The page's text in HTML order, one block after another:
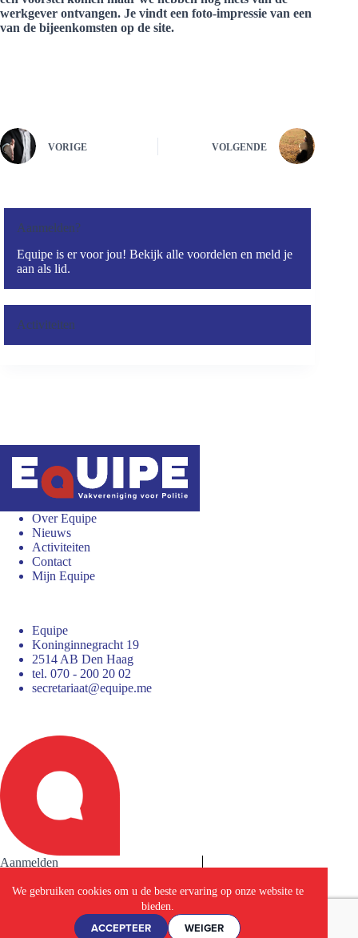
We gebruiken cookies om u de beste ervaring op onze website te
bieden.
ACCEPTEER WEIGER
werkgever ontvangen. Je vindt een foto-impressie van een
van de bijeenkomsten op de site.
VORIGE VOLGENDE
Aanmelden?
Equipe is er voor jou! Bekijk alle voordelen en meld je
aan als lid.
Activiteiten
Over Equipe
Nieuws
Activiteiten
Contact
Mijn Equipe
Equipe
Koninginnegracht 19
2514 AB Den Haag
tel. 070 - 200 20 02
secretariaat@equipe.me
Aanmelden